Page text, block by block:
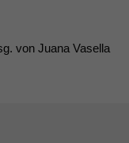
von Juana Vasella